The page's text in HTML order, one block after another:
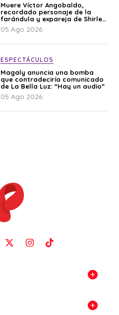
Muere Víctor Angobaldo,
recordado personaje de la
farándula y expareja de Shirley
Cherres
05 Ago 2026
ESPECTÁCULOS
Magaly anuncia una bomba
que contradeciría comunicado
de La Bella Luz: “Hay un audio”
05 Ago 2026